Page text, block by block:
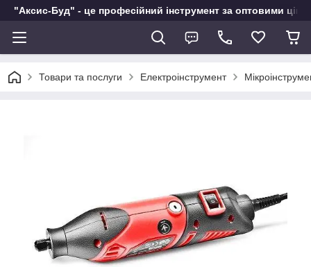
"Аксис-Буд" - це професійний інструмент за оптовими
Товари та послуги Електроінструмент